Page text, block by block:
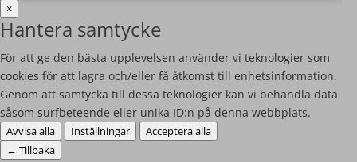
×
Hantera samtycke
För att ge den bästa upplevelsen använder vi teknologier som
cookies för att lagra och/eller få åtkomst till enhetsinformation.
Genom att samtycka till dessa teknologier kan vi behandla data
såsom surfbeteende eller unika ID:n på denna webbplats.
Avvisa alla Inställningar
Acceptera alla
← Tillbaka